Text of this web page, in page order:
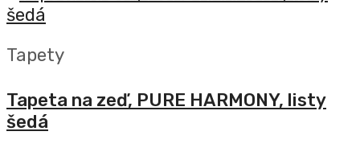
Tapety
Tapeta na zeď, PURE HARMONY, listy
šedá